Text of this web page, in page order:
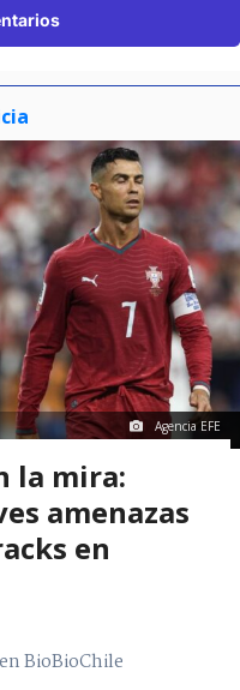
Agencia EFE
la mira:
amenazas
en
BioBioChile